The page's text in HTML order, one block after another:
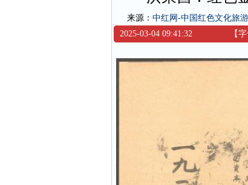
来源： 中红网-中国红色文化旅
2025-03-04 09:41:32
【